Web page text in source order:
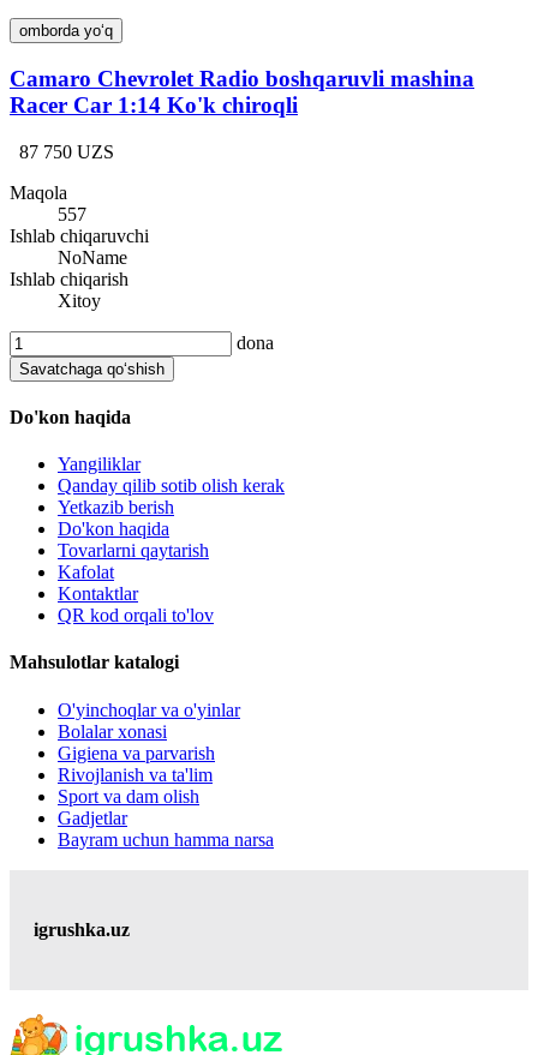
omborda yo‘q
Camaro Chevrolet Radio boshqaruvli mashina
Racer Car 1:14 Ko'k chiroqli
87 750 UZS
Maqola
557
Ishlab chiqaruvchi
NoName
Ishlab chiqarish
Xitoy
dona
Savatchaga qo‘shish
Do'kon haqida
Yangiliklar
Qanday qilib sotib olish kerak
Yetkazib berish
Do'kon haqida
Tovarlarni qaytarish
Kafolat
Kontaktlar
QR kod orqali to'lov
Mahsulotlar katalogi
O'yinchoqlar va o'yinlar
Bolalar xonasi
Gigiena va parvarish
Rivojlanish va ta'lim
Sport va dam olish
Gadjetlar
Bayram uchun hamma narsa
igrushka.uz